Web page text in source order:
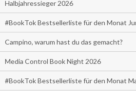
Halbjahressieger 2026
#BookTok Bestsellerliste für den Monat
Campino, warum hast du das gemacht?
Media Control Book Night 2026
#BookTok Bestsellerliste für den Monat